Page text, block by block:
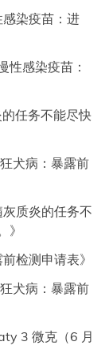
染疫苗：进
性感染疫苗：
任务不能尽快
狂犬病：暴露前
质炎的任务不
》
检测申请表》
狂犬病：暴露前
3 微克（6 月